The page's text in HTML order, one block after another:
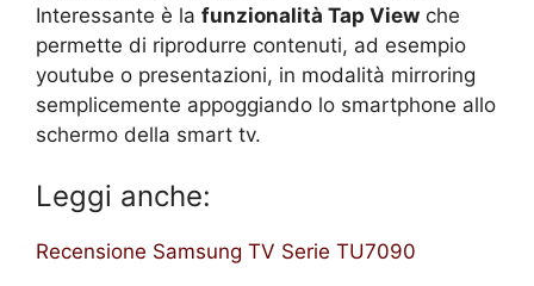
Interessante è la funzionalità Tap View che
permette di riprodurre contenuti, ad esempio
youtube o presentazioni, in modalità mirroring
semplicemente appoggiando lo smartphone allo
schermo della smart tv.
Leggi anche:
Recensione Samsung TV Serie TU7090